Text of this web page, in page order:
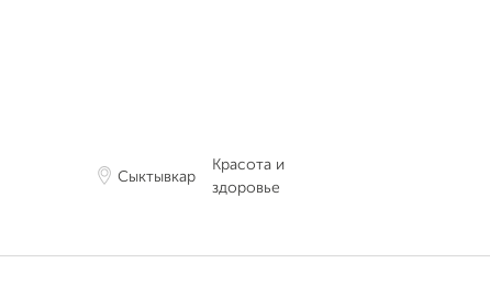
Сыктывкар
Красота и
здоровье